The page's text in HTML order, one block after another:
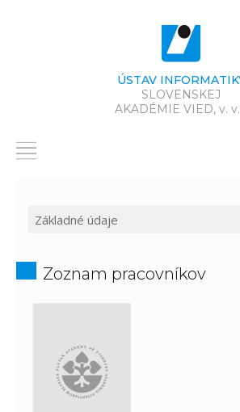
ÚSTAV
SLOVENSKEJ
AKADÉMIE VIED, v.
Zoznam pracovníkov